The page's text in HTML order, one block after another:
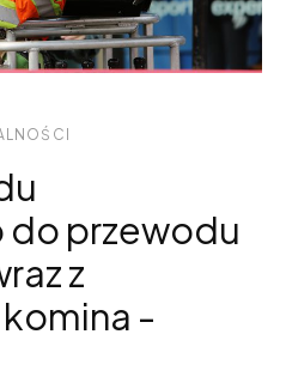
przewodu
z
-